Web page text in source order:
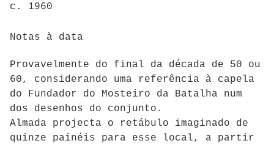
c. 1960
Notas à data
Provavelmente do final da década de 50 ou
60, considerando uma referência à capela
do Fundador do Mosteiro da Batalha num
dos desenhos do conjunto.
Almada projecta o retábulo imaginado de
quinze painéis para esse local, a partir